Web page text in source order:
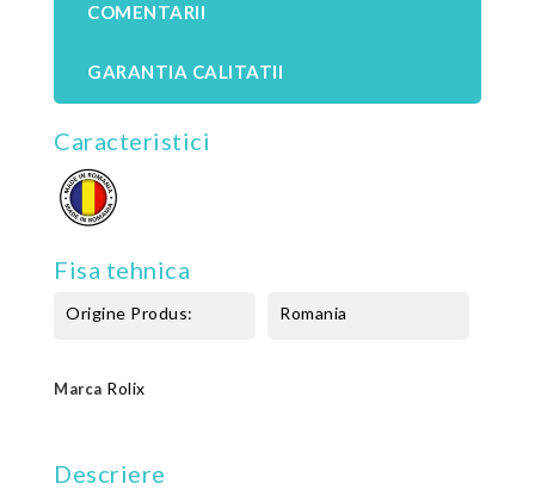
COMENTARII
GARANTIA CALITATII
Caracteristici
Fisa tehnica
Origine Produs: Romania
Marca Rolix
Descriere